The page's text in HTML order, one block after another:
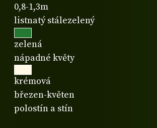
0,8-1,3m
listnatý stálezelený
zelená
nápadné květy
krémová
březen-květen
polostín a stín